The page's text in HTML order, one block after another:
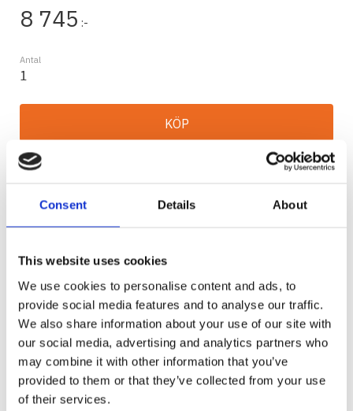
Consent Details About
This website uses cookies
We use cookies to personalise content and ads, to
provide social media features and to analyse our traffic.
We also share information about your use of our site with
our social media, advertising and analytics partners who
may combine it with other information that you’ve
provided to them or that they’ve collected from your use
of their services.
8 745 :-
Antal
KÖP
Lagerstatus
2-5 vardagar
Tillverkare
Vision X
Visa alla produkter från Vision X
Ge ett omdöme!
VISION X XPR-M
XPR-M har högeffektiva 10W LED-dioder av
senaste generation, som levererar ett ordentligt
ljus med en otrolig styrka. Med multioptik, där
reflektorerna är successivt vinklade utåt, skapas
en jämn horisontell spridning och en ljusbild med